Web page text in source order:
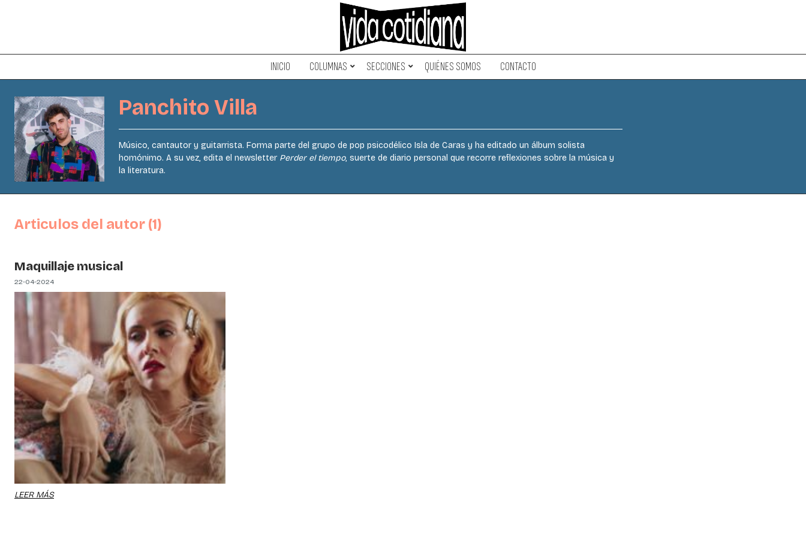
INICIO COLUMNAS SECCIONES QUIÉNES SOMOS CONTACTO
Panchito Villa
Músico, cantautor y guitarrista. Forma parte del grupo de pop psicodélico Isla de Caras y ha editado un álbum solista
homónimo. A su vez, edita el newsletter Perder el tiempo, suerte de diario personal que recorre reflexiones sobre la música y
la literatura.
Articulos del autor (1)
Maquillaje musical
22-04-2024
LEER MÁS